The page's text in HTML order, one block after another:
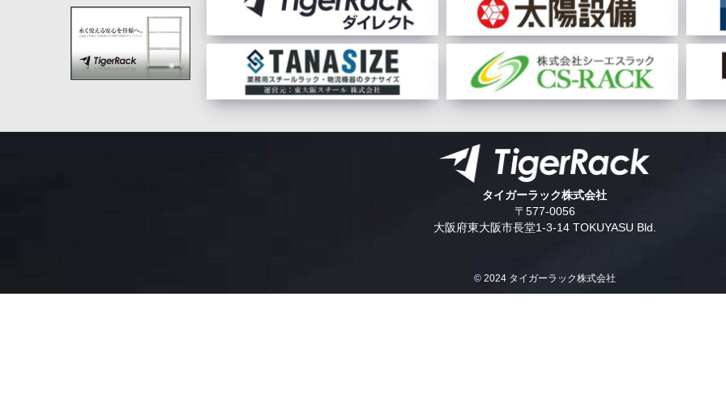
タイガーラック株式会社
〒577-0056
大阪府東大阪市長堂1-3-14 TOKUYASU Bld.
© 2024 タイガーラック株式会社